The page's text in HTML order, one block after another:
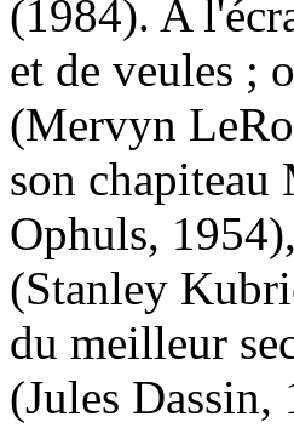
(1984). A
et de veules ;
(Mervyn
son
Ophuls,
(Stanley
du meilleur
(Jules Dassin,